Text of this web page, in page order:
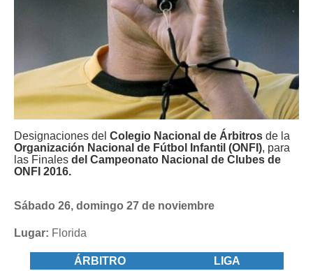
Designaciones del Colegio Nacional de Árbitros de la
Organización Nacional de Fútbol Infantil (ONFI), para
las Finales del Campeonato Nacional de Clubes de
ONFI 2016.
Sábado 26, domingo 27 de noviembre
Lugar: Florida
ÁRBITRO
LIGA